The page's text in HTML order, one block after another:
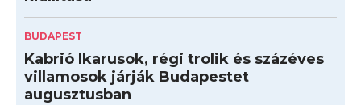
BUDAPEST
Kabrió Ikarusok, régi trolik és százéves
villamosok járják Budapestet
augusztusban